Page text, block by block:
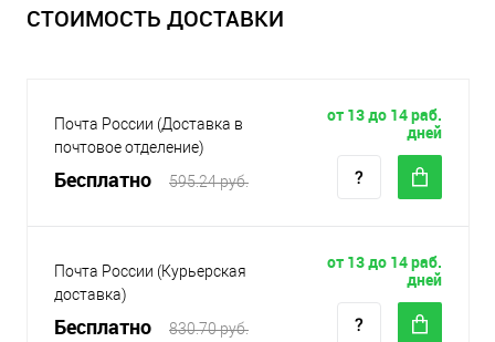
СТОИМОСТЬ ДОСТАВКИ
Почта России (Доставка в
почтовое отделение)
Бесплатно 595.24 руб.
от 13 до 14 раб.
дней
Почта России (Курьерская
доставка)
Бесплатно 830.70 руб.
от 13 до 14 раб.
дней